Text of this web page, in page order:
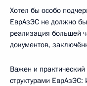
Хотел бы особо
ЕврАзЭС не должно
реализация большей
документов,
Важен и
структурами